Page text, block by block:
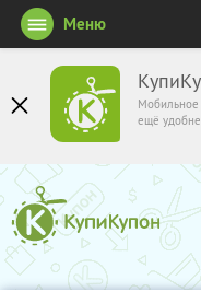
ещё
Меню